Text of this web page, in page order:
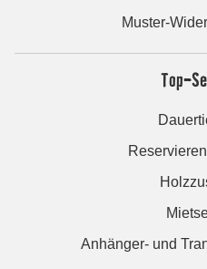
Muster-
Top-
Anhänger- und